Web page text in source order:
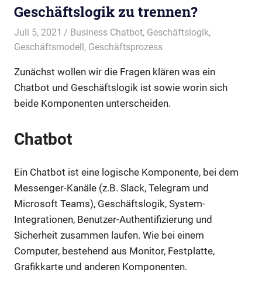
Geschäftslogik zu trennen?
Juli 5, 2021 admin
Business Chatbot, Geschäftslogik,
Geschäftsmodell , Geschäftsprozess
Zunächst wollen wir die Fragen klären was ein
Chatbot und Geschäftslogik ist sowie worin sich
beide Komponenten unterscheiden.
Chatbot
Ein Chatbot ist eine logische Komponente, bei dem
Messenger-Kanäle (z.B. Slack, Telegram und
Microsoft Teams), Geschäftslogik, System-
Integrationen, Benutzer-Authentifizierung und
Sicherheit zusammen laufen. Wie bei einem
Computer, bestehend aus Monitor, Festplatte,
Grafikkarte und anderen Komponenten.